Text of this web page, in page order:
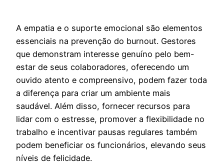
A empatia e o suporte emocional são elementos
essenciais na prevenção do burnout. Gestores
que demonstram interesse genuíno pelo bem-
estar de seus colaboradores, oferecendo um
ouvido atento e compreensivo, podem fazer toda
a diferença para criar um ambiente mais
saudável. Além disso, fornecer recursos para
lidar com o estresse, promover a flexibilidade no
trabalho e incentivar pausas regulares também
podem beneficiar os funcionários, elevando seus
níveis de felicidade.